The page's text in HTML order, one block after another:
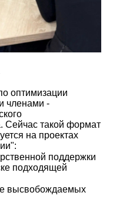
оптимизации
членами -
Сейчас такой формат
на проектах
поддержки
подходящей
высвобождаемых